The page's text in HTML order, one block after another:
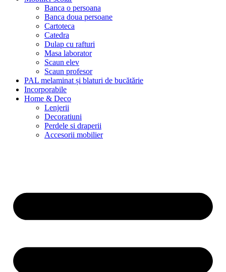
Banca o persoana
Banca doua persoane
Cartoteca
Catedra
Dulap cu rafturi
Masa laborator
Scaun elev
Scaun profesor
PAL melaminat și blaturi de bucătărie
Incorporabile
Home & Deco
Lenjerii
Decoratiuni
Perdele si draperii
Accesorii mobilier